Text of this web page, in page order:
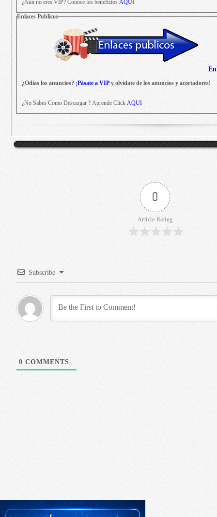
¿Aún no eres VIP? Conoce los beneficios AQUI
Enlaces Publicos
¿Odias los anuncios? ¡Pásate a VIPy olvídate de los anuncios y acortadores!
¿No Sabes Como Descargar ? Aprende Click AQUI
0
Article Rating
Subscribe
0 COMMENTS